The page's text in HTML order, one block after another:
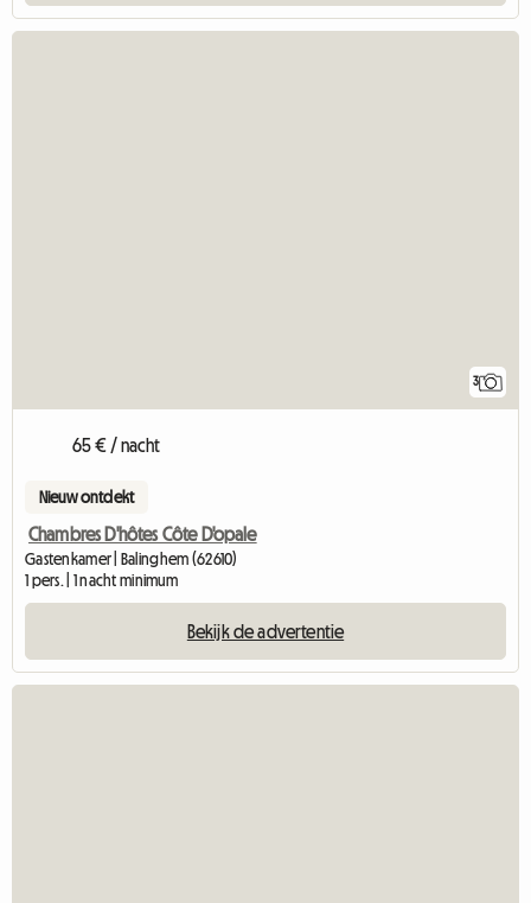
3
65 € / nacht
Nieuw ontdekt
Chambres D'hôtes Côte D'opale
Gastenkamer | Balinghem (62610)
1 pers. | 1 nacht minimum
Bekijk de advertentie